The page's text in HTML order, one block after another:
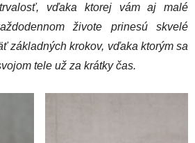
vďaka ktorej vám aj malé
živote prinesú skvelé
základných krokov, vďaka ktorým sa
tele už za krátky čas.